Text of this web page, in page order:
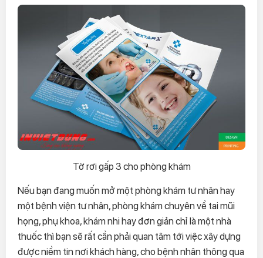
Tờ rơi gấp 3 cho phòng khám
Nếu bạn đang muốn mở một phòng khám tư nhân hay
một bệnh viện tư nhân, phòng khám chuyên về tai mũi
họng, phụ khoa, khám nhi hay đơn giản chỉ là một nhà
thuốc thì bạn sẽ rất cần phải quan tâm tới việc xây dựng
được niềm tin nơi khách hàng, cho bệnh nhân thông qua